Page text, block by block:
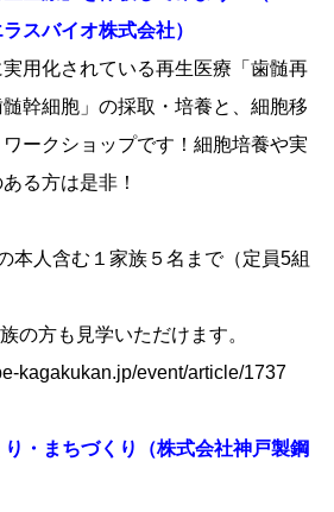
スバイオ株式会社）
用化されている再生医療「歯髄再
幹細胞」の採取・培養と、細胞移
ークショップです！細胞培養や実
る方は是非！
人含む１家族５名まで（定員5組
も見学いただけます。
kagakukan.jp/event/article/1737
・まちづくり（株式会社神戸製鋼